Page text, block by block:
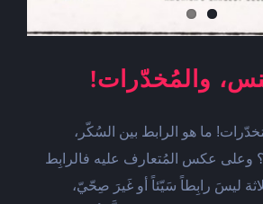
والمُخدّرات!
ما هو الرابط بين السُكّر،
وعلى عكس المُتعارف عليه فالرابِط
ليسَ رابِطاً سَيّئاً أو غَيرَ صِحّيّ،